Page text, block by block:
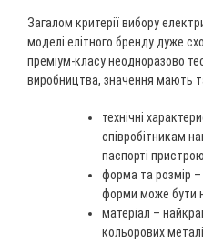
Загалом критерії вибору
моделі елітного бренду дуже
преміум-класу неодноразово
виробництва, значення мають
технічні
співробітникам
паспорті
форма та розмір
форми може бути
матеріал –
кольорових